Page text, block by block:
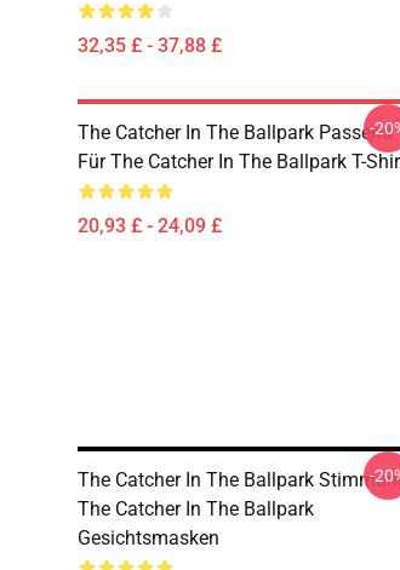
32,35 £ - 37,88 £
The Catcher In The Ballpark Passend
Für The Catcher In The Ballpark T-
20,93 £ - 24,09 £
-
The Catcher In The Ballpark
The Catcher In The Ballpark
Gesichtsmasken
-